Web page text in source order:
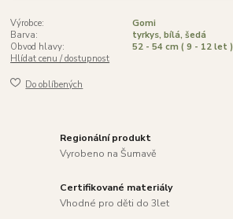
Výrobce:
Gomi
Barva:
tyrkys, bílá, šedá
Obvod hlavy:
52 - 54 cm ( 9 - 12 let )
Hlídat cenu / dostupnost
Do oblíbených
Regionální produkt
Vyrobeno na Šumavě
Certifikované materiály
Vhodné pro děti do 3let